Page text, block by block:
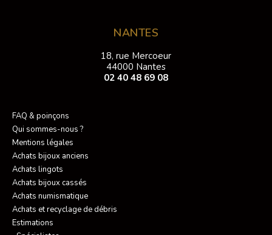
NANTES
18, rue Mercoeur
44000 Nantes
02 40 48 69 08
FAQ & poinçons
Qui sommes-nous ?
Mentions légales
Achats bijoux anciens
Achats lingots
Achats bijoux cassés
Achats numismatique
Achats et recyclage de débris
Estimations